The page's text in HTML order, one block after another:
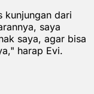
kunjungan dari
saya
saya, agar bisa
harap Evi.